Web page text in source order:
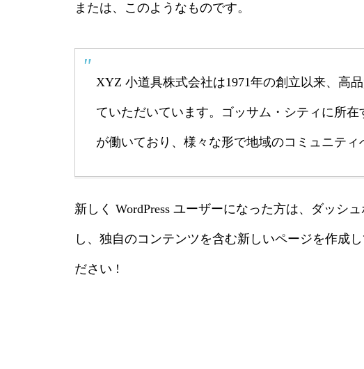
または、このようなものです。
XYZ 小道具株式会社は1971年の創立以来、高
ていただいています。ゴッサム・シティに所在
が働いており、様々な形で地域のコミュニティ
新しく WordPress ユーザーになった方は、 ダッシ
し、独自のコンテンツを含む新しいページを作成
ださい !